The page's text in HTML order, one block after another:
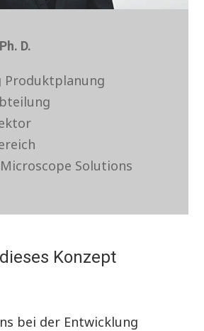
D.
Produktplanung
Solutions
Konzept
bei der Entwicklung